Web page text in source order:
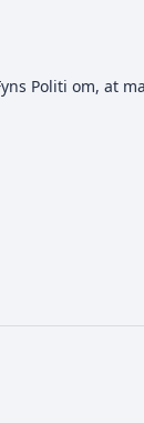
Politi om, at